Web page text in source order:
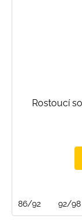
Rostoucí
86/92 92/98